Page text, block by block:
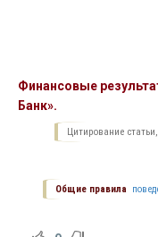
Финансовые
Банк».
Цитирование
Общие правила